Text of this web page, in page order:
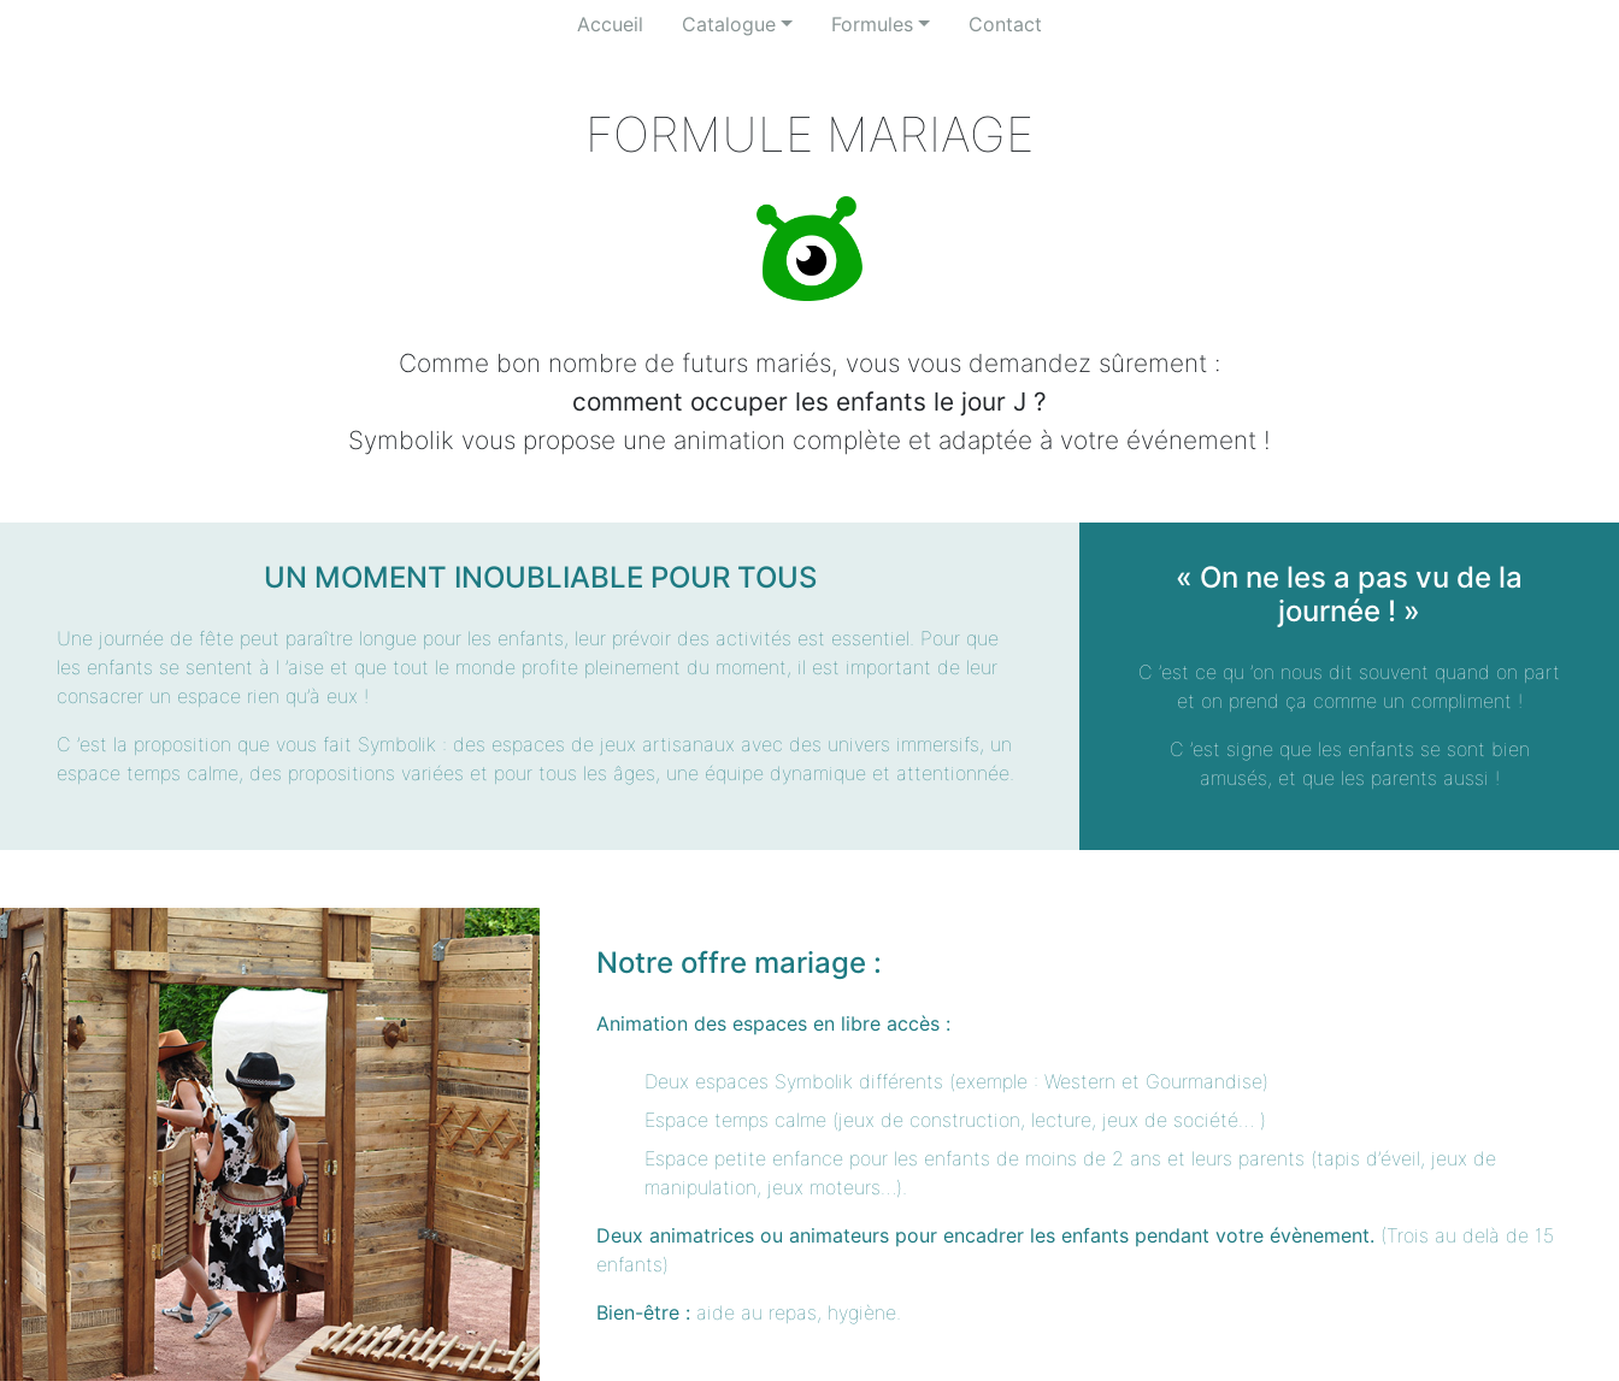
Accueil Catalogue Formules Contact
FORMULE MARIAGE
Comme bon nombre de futurs mariés, vous vous demandez sûrement :
comment occuper les enfants le jour J ?
Symbolik vous propose une animation complète et adaptée à votre événement !
UN MOMENT INOUBLIABLE POUR TOUS
Une journée de fête peut paraître longue pour les enfants, leur prévoir des activités est essentiel. Pour que
les enfants se sentent à l ’aise et que tout le monde profite pleinement du moment, il est important de leur
consacrer un espace rien qu’à eux !
C ’est la proposition que vous fait Symbolik : des espaces de jeux artisanaux avec des univers immersifs, un
espace temps calme, des propositions variées et pour tous les âges, une équipe dynamique et attentionnée.
« On ne les a pas vu de la
journée ! »
C ’est ce qu ’on nous dit souvent quand on part
et on prend ça comme un compliment !
C ’est signe que les enfants se sont bien
amusés, et que les parents aussi !
Notre offre mariage :
Animation des espaces en libre accès :
Deux espaces Symbolik différents (exemple : Western et Gourmandise)
Espace temps calme (jeux de construction, lecture, jeux de société… )
Espace petite enfance pour les enfants de moins de 2 ans et leurs parents (tapis d’éveil, jeux de
manipulation, jeux moteurs…).
Deux animatrices ou animateurs pour encadrer les enfants pendant votre évènement. (Trois au delà de 15
enfants)
Bien-être : aide au repas, hygiène.